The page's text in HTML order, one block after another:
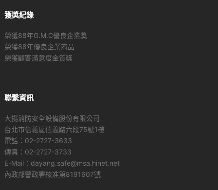
獲獎紀錄
榮獲88年G.M.C優良企業獎
榮獲88年優良企業商品
榮獲顧客滿意度金質獎
聯繫資訊
大揚消防安全設備股份有限公司
台北市信義區信義路六段75號1樓
電話：02-2727-3633
傳真：02-2727-3733
E-Mail：dayang.safe@msa.hinet.net
內政部警政署核准第8191607號